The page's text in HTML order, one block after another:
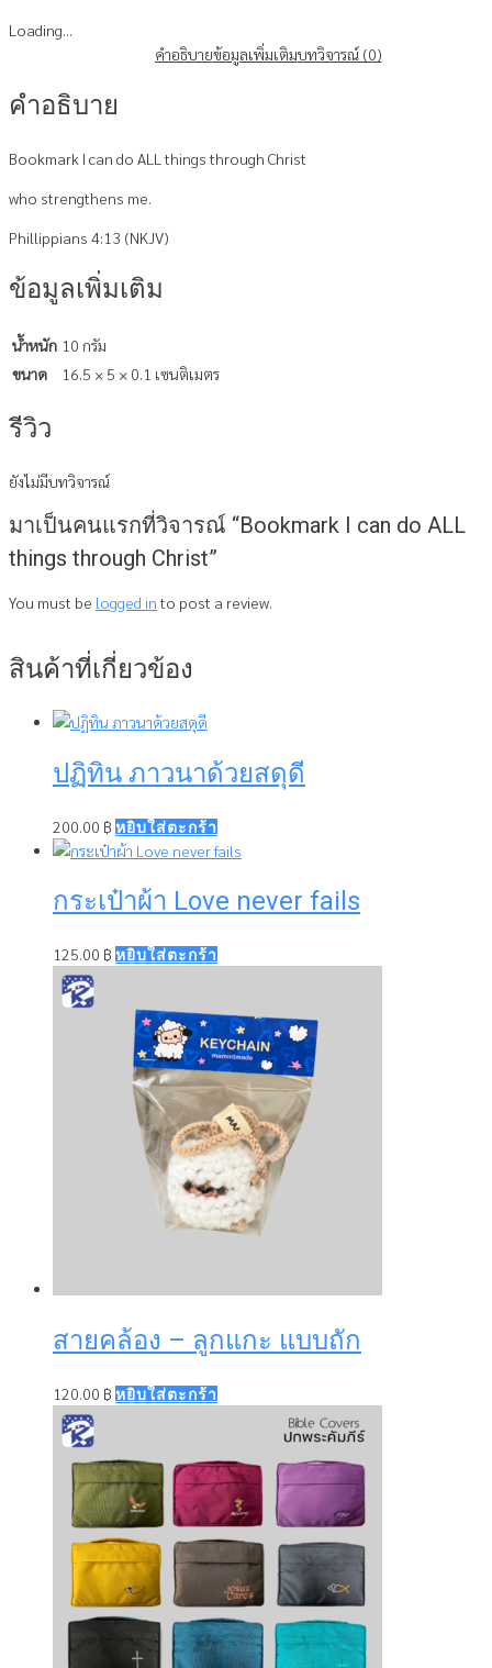
Loading...
คำอธิบายข้อมูลเพิ่มเติมบทวิจารณ์ (0)
คำอธิบาย
Bookmark I can do ALL things through Christ
who strengthens me.
Phillippians 4:13 (NKJV)
ข้อมูลเพิ่มเติม
น้ำหนัก 10 กรัม
ขนาด
16.5 × 5 × 0.1 เซนติเมตร
รีวิว
ยังไม่มีบทวิจารณ์
มาเป็นคนแรกที่วิจารณ์ “Bookmark I can do ALL
things through Christ”
You must be logged into post a review.
สินค้าที่เกี่ยวข้อง
ปฏิทิน ภาวนาด้วยสดุดี
200.00 ฿ หยิบใส่ตะกร้า
กระเป๋าผ้า Love never fails
125.00 ฿ หยิบใส่ตะกร้า
สายคล้อง – ลูกแกะ แบบถัก
120.00 ฿ หยิบใส่ตะกร้า